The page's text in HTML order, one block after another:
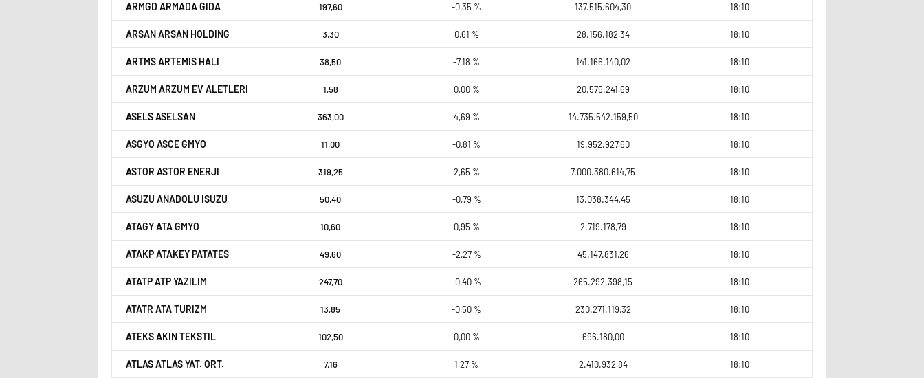
ARMGD ARMADA GIDA 197,60 -0,35 % 137.515.604,30 18:10
ARSAN ARSAN HOLDING 3,30 0,61 % 28.156.182,34 18:10
ARTMS ARTEMIS HALI 38,50 -7,18 % 141.166.140,02 18:10
ARZUM ARZUM EV ALETLERI 1,58 0,00 % 20.575.241,69 18:10
ASELS ASELSAN 363,00 4,69 % 14.735.542.159,50 18:10
ASGYO ASCE GMYO 11,00 -0,81 % 19.952.927,60 18:10
ASTOR ASTOR ENERJI 319,25 2,65 % 7.000.380.614,75 18:10
ASUZU ANADOLU ISUZU 50,40 -0,79 % 13.038.344,45 18:10
ATAGY ATA GMYO 10,60 0,95 % 2.719.178,79 18:10
ATAKP ATAKEY PATATES 49,60 -2,27 % 45.147.831,26 18:10
ATATP ATP YAZILIM 247,70 -0,40 % 265.292.398,15 18:10
ATATR ATA TURIZM 13,85 -0,50 % 230.271.119,32 18:10
ATEKS AKIN TEKSTIL 102,50 0,00 % 696.180,00 18:10
ATLAS ATLAS YAT. ORT. 7,16 1,27 % 2.410.932,84 18:10